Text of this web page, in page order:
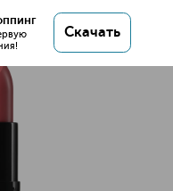
Скачать
губная помада
ИЛЬ ДЕ БОТЭ с